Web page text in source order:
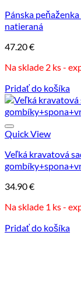
Pánska
natieraná
47.20€
Na sklade 2 ks -
Pridať do košíka
Quick View
Veľká kravatová
34.90€
Na sklade 1 ks -
Pridať do košíka